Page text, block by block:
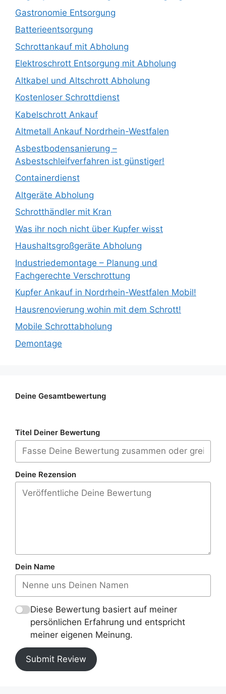
Gastronomie Entsorgung
Batterieentsorgung
Schrottankauf mit Abholung
Elektroschrott Entsorgung mit Abholung
Altkabel und Altschrott Abholung
Kostenloser Schrottdienst
Kabelschrott Ankauf
Altmetall Ankauf Nordrhein-Westfalen
Asbestbodensanierung –
Asbestschleifverfahren ist günstiger!
Containerdienst
Altgeräte Abholung
Schrotthändler mit Kran
Was ihr noch nicht über Kupfer wisst
Haushaltsgroßgeräte Abholung
Industriedemontage – Planung und
Fachgerechte Verschrottung
Kupfer Ankauf in Nordrhein-Westfalen Mobil!
Hausrenovierung wohin mit dem Schrott!
Mobile Schrottabholung
Demontage
Deine Gesamtbewertung
Titel Deiner Bewertung
Deine Rezension
Dein Name
Diese Bewertung basiert auf meiner
persönlichen Erfahrung und entspricht
meiner eigenen Meinung.
Submit Review